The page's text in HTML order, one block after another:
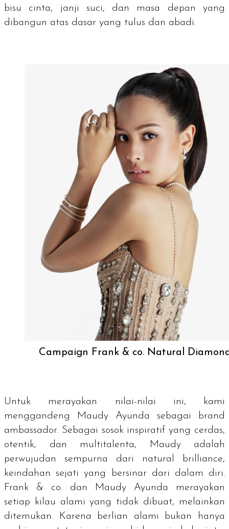
bisu cinta, janji suci, dan masa depan yang
dibangun atas dasar yang tulus dan abadi.
Campaign Frank & co. Natural
Untuk merayakan nilai-nilai ini, kami
menggandeng Maudy Ayunda sebagai brand
ambassador. Sebagai sosok inspiratif yang cerdas,
otentik, dan multitalenta, Maudy adalah
perwujudan sempurna dari natural brilliance,
keindahan sejati yang bersinar dari dalam diri.
Frank & co. dan Maudy Ayunda merayakan
setiap kilau alami yang tidak dibuat, melainkan
ditemukan. Karena berlian alami bukan hanya